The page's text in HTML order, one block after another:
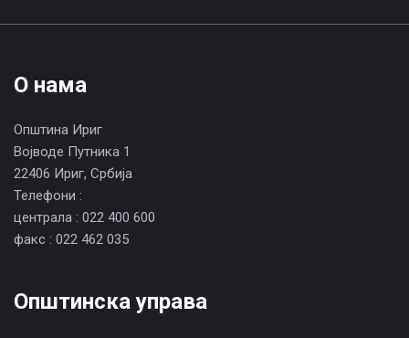
О нама
Општина Ириг
Војводе Путника 1
22406 Ириг, Србија
Телефони :
централа : 022 400 600
факс : 022 462 035
Општинска управа